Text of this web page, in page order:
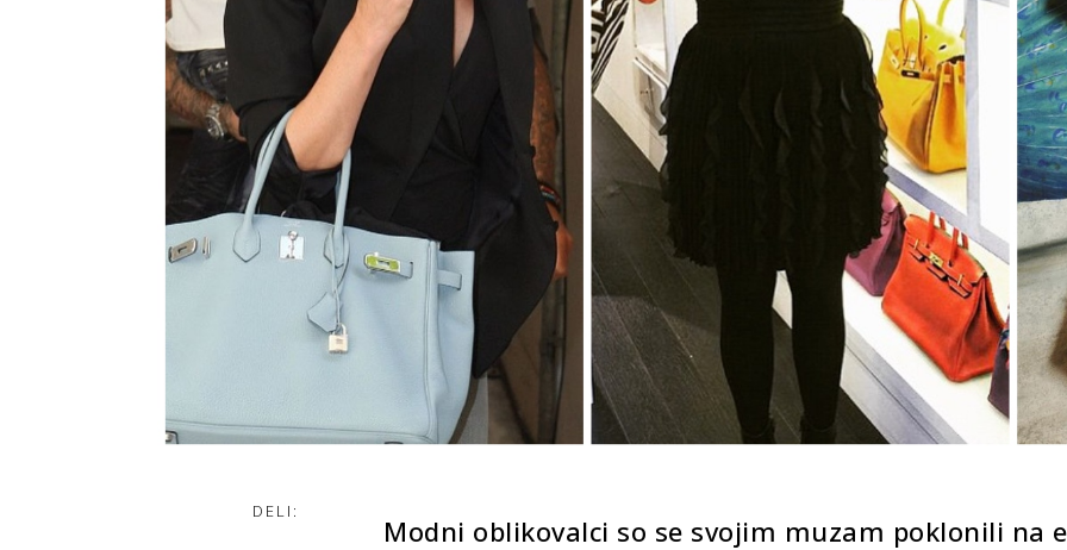
DELI:
Modni oblikovalci so se svojim muzam poklonili na